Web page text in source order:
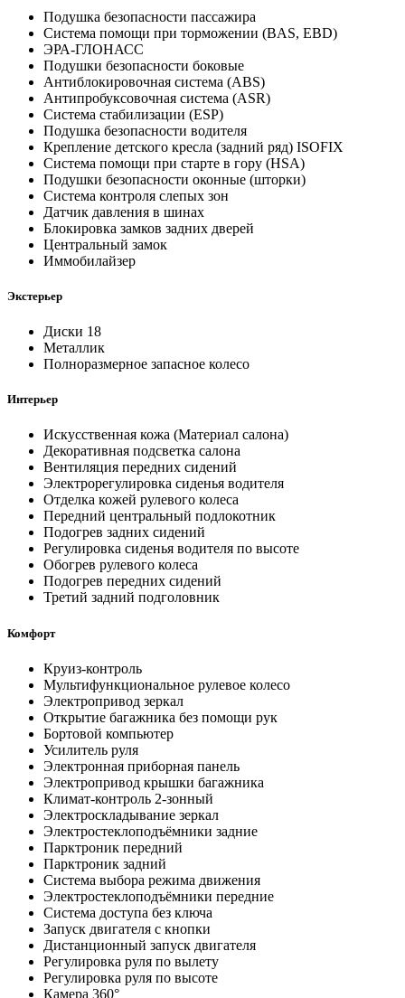
Подушка безопасности пассажира
Система помощи при торможении (BAS, EBD)
ЭРА-ГЛОНАСС
Подушки безопасности боковые
Антиблокировочная система (ABS)
Антипробуксовочная система (ASR)
Система стабилизации (ESP)
Подушка безопасности водителя
Крепление детского кресла (задний ряд) ISOFIX
Система помощи при старте в гору (HSA)
Подушки безопасности оконные (шторки)
Система контроля слепых зон
Датчик давления в шинах
Блокировка замков задних дверей
Центральный замок
Иммобилайзер
Экстерьер
Диски 18
Металлик
Полноразмерное запасное колесо
Интерьер
Искусственная кожа (Материал салона)
Декоративная подсветка салона
Вентиляция передних сидений
Электрорегулировка сиденья водителя
Отделка кожей рулевого колеса
Передний центральный подлокотник
Подогрев задних сидений
Регулировка сиденья водителя по высоте
Обогрев рулевого колеса
Подогрев передних сидений
Третий задний подголовник
Комфорт
Круиз-контроль
Мультифункциональное рулевое колесо
Электропривод зеркал
Открытие багажника без помощи рук
Бортовой компьютер
Усилитель руля
Электронная приборная панель
Электропривод крышки багажника
Климат-контроль 2-зонный
Электроскладывание зеркал
Электростеклоподъёмники задние
Парктроник передний
Парктроник задний
Система выбора режима движения
Электростеклоподъёмники передние
Система доступа без ключа
Запуск двигателя с кнопки
Дистанционный запуск двигателя
Регулировка руля по вылету
Регулировка руля по высоте
Камера 360°